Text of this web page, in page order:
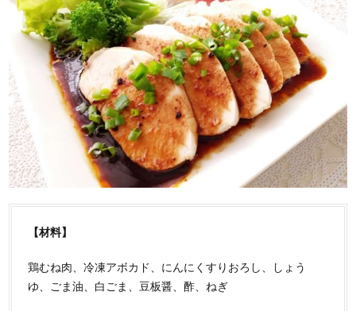
【材料】
鶏むね肉、冷凍アボカド、にんにくすりおろし、しょう
ゆ、ごま油、白ごま、豆板醤、酢、ねぎ